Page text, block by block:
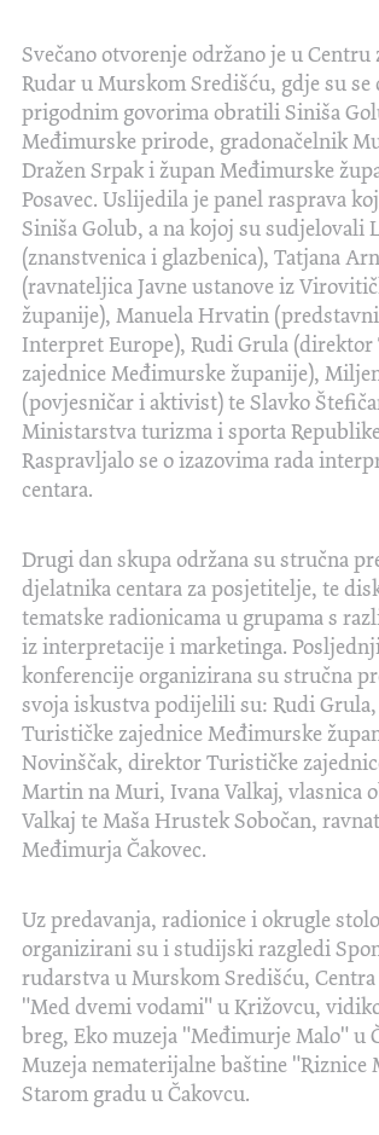
Svečano otvorenje održano je u
Rudar u Murskom Središću, gdje su
prigodnim govorima obratili Siniša
Međimurske prirode, gradonačelnik
Dražen Srpak i župan Međimurske
Posavec. Uslijedila je panel rasprava
Siniša Golub, a na kojoj su sudjelovali
(znanstvenica i glazbenica), Tatjana
(ravnateljica Javne ustanove iz
županije), Manuela Hrvatin
Interpret Europe), Rudi Grula
zajednice Međimurske županije),
(povjesničar i aktivist) te Slavko
Ministarstva turizma i sporta
Raspravljalo se o izazovima rada
centara.
Drugi dan skupa održana su stručna
djelatnika centara za posjetitelje, te
tematske radionicama u grupama s
iz interpretacije i marketinga.
konferencije organizirana su stručna
svoja iskustva podijelili su: Rudi
Turističke zajednice Međimurske
Novinščak, direktor Turističke
Martin na Muri, Ivana Valkaj, vlasnica
Valkaj te Maša Hrustek Sobočan,
Međimurja Čakovec.
Uz predavanja, radionice i okrugle
organizirani su i studijski razgledi
rudarstva u Murskom Središću,
"Med dvemi vodami" u Križovcu,
breg, Eko muzeja "Međimurje Malo" u
Muzeja nematerijalne baštine "Riznice
Starom gradu u Čakovcu.